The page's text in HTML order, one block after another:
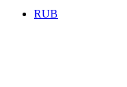
RUB